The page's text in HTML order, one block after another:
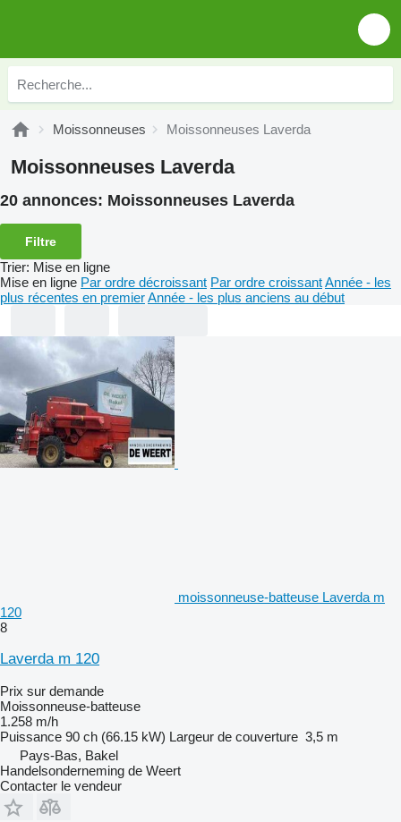
Moissonneuses Moissonneuses Laverda
Moissonneuses Laverda
20 annonces: Moissonneuses Laverda
Filtre
Trier: Mise en ligne
Mise en ligne Par ordre décroissant Par ordre croissantAnnée - les
plus récentes en premierAnnée - les plus anciens au début
moissonneuse-batteuse Laverda m
120
8
Laverda m 120
Prix sur demande
Moissonneuse-batteuse
1.258 m/h
Puissance 90 ch (66.15 kW) Largeur de couverture 3,5 m
Pays-Bas, Bakel
Handelsonderneming de Weert
Contacter le vendeur